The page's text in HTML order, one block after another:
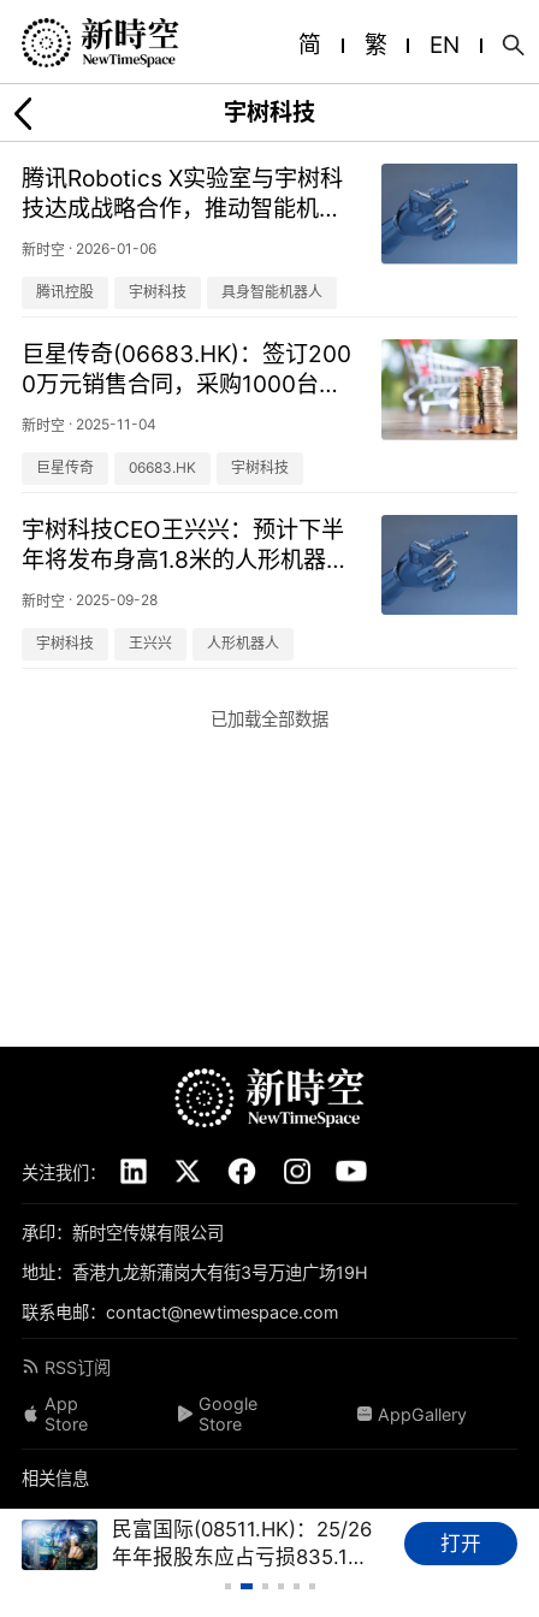
简 繁 EN
宇树科技
腾讯Robotics X实验室与宇树科
技达成战略合作，推动智能机器
人多场景落地
新时空 · 2026-01-06
腾讯控股 宇树科技 具身智能机器人
巨星传奇(06683.HK)：签订200
0万元销售合同，采购1000台四
足机器人
新时空 · 2025-11-04
巨星传奇 06683.HK 宇树科技
宇树科技CEO王兴兴：预计下半
年将发布身高1.8米的人形机器
人，再次更新了算法
新时空 · 2025-09-28
宇树科技 王兴兴 人形机器人
已加载全部数据
关注我们：
承印：新时空传媒有限公司
地址：香港九龙新蒲岗大有街3号万迪广场19H
联系电邮：contact@newtimespace.com
RSS订阅
App
Store
Google
Store
AppGallery
相关信息
关于我们
免责声明 隐私政策 联系我们
加入我们
品牌素材
我要投稿 标签库 友情链接 财经FAQ
民富国际(08511.HK)：25/26
年年报股东应占亏损835.1万
港元，亏损同比收窄69.45%
打开